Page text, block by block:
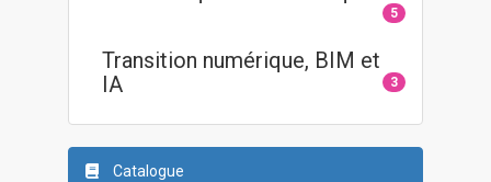
5
Transition numérique, BIM et
IA
3
Catalogue